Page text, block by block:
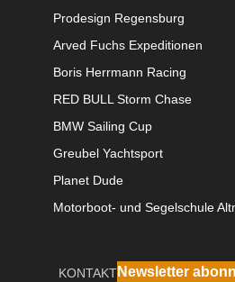
Prodesign Regensburg
Arved Fuchs Expeditionen
Boris Herrmann Racing
RED BULL Storm Chase
BMW Sailing Cup
Greubel Yachtsport
Planet Dude
Motorboot- und Segelschule
KONTAKTNewsletter